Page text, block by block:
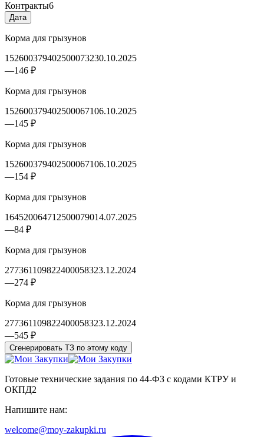
Контракты6
Дата
Корма для грызунов
152600379402500073230.10.2025
—146 ₽
Корма для грызунов
152600379402500067106.10.2025
—145 ₽
Корма для грызунов
152600379402500067106.10.2025
—154 ₽
Корма для грызунов
164520064712500079014.07.2025
—84 ₽
Корма для грызунов
277361109822400058323.12.2024
—274 ₽
Корма для грызунов
277361109822400058323.12.2024
—545 ₽
Сгенерировать ТЗ по этому коду
Готовые технические задания по 44-ФЗ с кодами КТРУ и
ОКПД2
Напишите нам:
welcome@moy-zakupki.ru